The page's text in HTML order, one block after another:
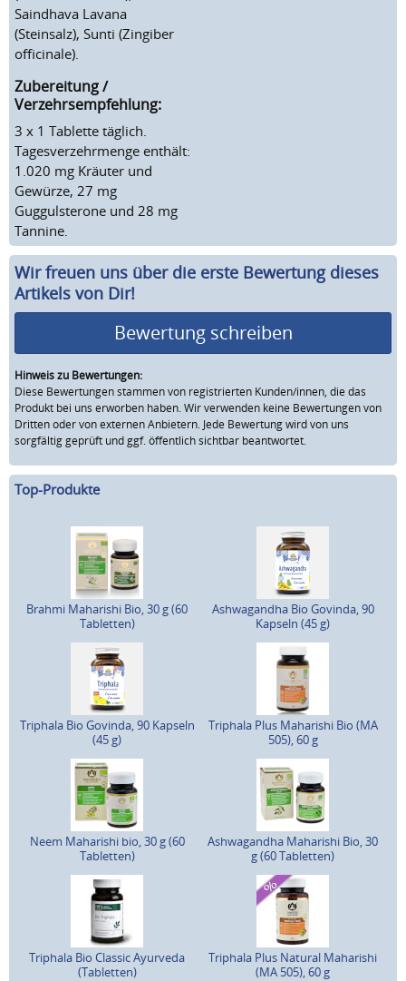
Saindhava Lavana
(Steinsalz), Sunti (Zingiber
officinale).
Zubereitung /
Verzehrsempfehlung:
3 x 1 Tablette täglich.
Tagesverzehrmenge enthält:
1.020 mg Kräuter und
Gewürze, 27 mg
Guggulsterone und 28 mg
Tannine.
Wir freuen uns über die erste Bewertung dieses
Artikels von Dir!
Bewertung schreiben
Hinweis zu Bewertungen:
Diese Bewertungen stammen von registrierten Kunden/innen, die das
Produkt bei uns erworben haben. Wir verwenden keine Bewertungen von
Dritten oder von externen Anbietern. Jede Bewertung wird von uns
sorgfältig geprüft und ggf. öffentlich sichtbar beantwortet.
Top-Produkte
Brahmi Maharishi Bio, 30 g (60
Tabletten)
Ashwagandha Bio Govinda, 90
Kapseln (45 g)
Triphala Bio Govinda, 90 Kapseln
(45 g)
Triphala Plus Maharishi Bio (MA
505), 60 g
Neem Maharishi bio, 30 g (60
Tabletten)
Ashwagandha Maharishi Bio, 30
g (60 Tabletten)
Triphala Bio Classic Ayurveda
(Tabletten)
Triphala Plus Natural Maharishi
(MA 505), 60 g